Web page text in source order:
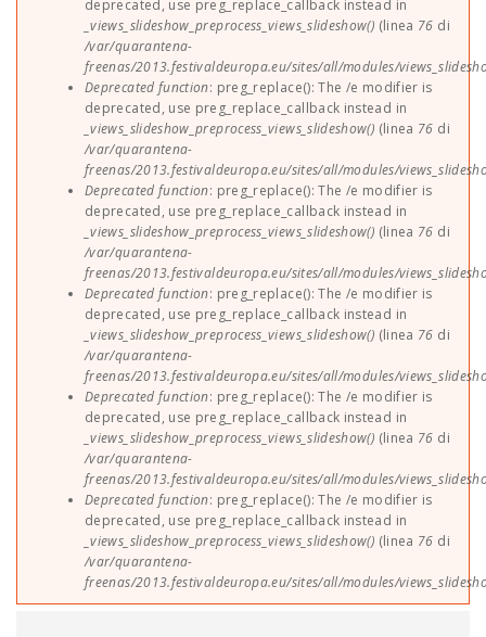
deprecated, use preg_replace_callback instead in
_views_slideshow_preprocess_views_slideshow() (linea 76 di
/var/quarantena-
freenas/2013.festivaldeuropa.eu/sites/all/modules/
Deprecated function: preg_replace(): The /e modifier is
deprecated, use preg_replace_callback instead in
_views_slideshow_preprocess_views_slideshow() (linea 76 di
/var/quarantena-
freenas/2013.festivaldeuropa.eu/sites/all/modules/
Deprecated function: preg_replace(): The /e modifier is
deprecated, use preg_replace_callback instead in
_views_slideshow_preprocess_views_slideshow() (linea 76 di
/var/quarantena-
freenas/2013.festivaldeuropa.eu/sites/all/modules/
Deprecated function: preg_replace(): The /e modifier is
deprecated, use preg_replace_callback instead in
_views_slideshow_preprocess_views_slideshow() (linea 76 di
/var/quarantena-
freenas/2013.festivaldeuropa.eu/sites/all/modules/
Deprecated function: preg_replace(): The /e modifier is
deprecated, use preg_replace_callback instead in
_views_slideshow_preprocess_views_slideshow() (linea 76 di
/var/quarantena-
freenas/2013.festivaldeuropa.eu/sites/all/modules/
Deprecated function: preg_replace(): The /e modifier is
deprecated, use preg_replace_callback instead in
_views_slideshow_preprocess_views_slideshow() (linea 76 di
/var/quarantena-
freenas/2013.festivaldeuropa.eu/sites/all/modules/